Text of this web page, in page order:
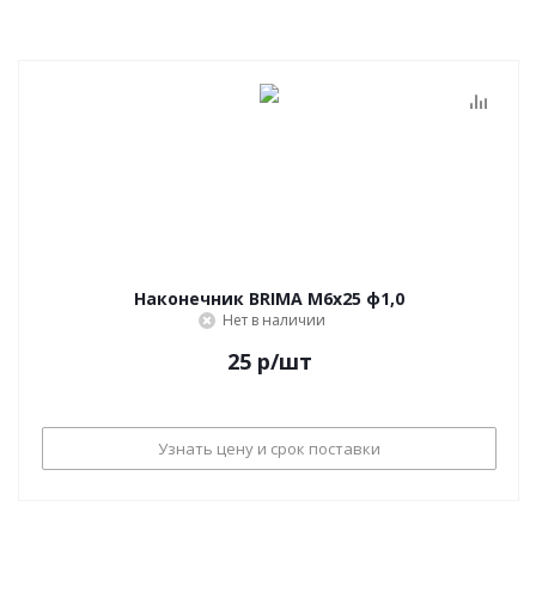
Наконечник BRIMA М6х25 ф1,0
Нет в наличии
25р/шт
Узнать цену и срок поставки